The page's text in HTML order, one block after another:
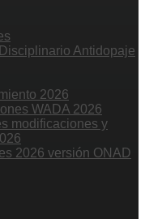
Antidopaje
2026
WADA 2026
modificaciones y
2026 versión ONAD